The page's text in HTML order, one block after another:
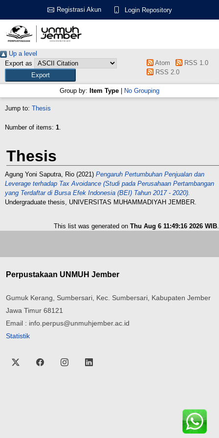
Registrasi Akun Login Repository
Up a level
Export as
Atom
RSS 1.0
RSS 2.0
Group by: Item Type No Grouping
Jump to: Thesis
Number of items: 1.
Thesis
Agung Yoni Saputra, Rio (2021) Pengaruh Pertumbuhan Penjualan dan
Leverage terhadap Tax Avoidance (Studi pada Perusahaan Pertambangan
yang Terdaftar di Bursa Efek Indonesia (BEI) Tahun 2017 - 2020).
Undergraduate thesis, UNIVERSITAS MUHAMMADIYAH JEMBER.
This list was generated on Thu Aug 6 11:49:16 2026 WIB.
Perpustakaan UNMUH Jember
Gumuk Kerang, Sumbersari, Kec. Sumbersari, Kabupaten Jember
Jawa Timur 68121
Email : info.perpus@unmuhjember.ac.id
Statistik